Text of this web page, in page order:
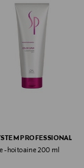
ACID,
CITRATE,
PROFESSIONAL
-hoitoaine 200 ml